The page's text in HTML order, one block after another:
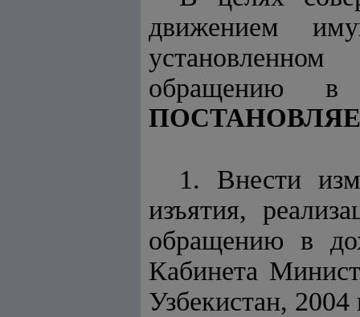
движением
обращению в
1. Внести
изъятия,
обращению в
Кабинета
Узбекистан,